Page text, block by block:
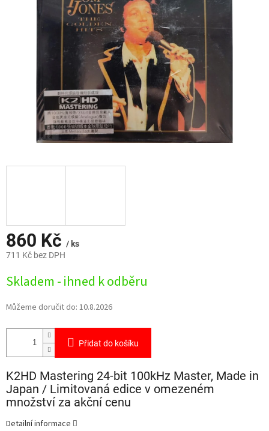
860 Kč / ks
711 Kč bez DPH
cena:
Skladem - ihned k odběru
Můžeme doručit do: 10.8.2026
Přidat do košíku
K2HD Mastering 24-bit 100kHz Master, Made in
Japan / Limitovaná edice v omezeném
množství za akční cenu
Detailní informace